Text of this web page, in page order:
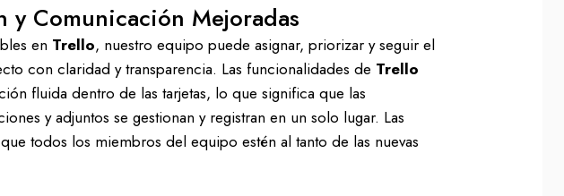
y Comunicación Mejoradas
en Trello, nuestro equipo puede asignar, priorizar y seguir el
con claridad y transparencia. Las funcionalidades de Trello
fluida dentro de las tarjetas, lo que significa que las
y adjuntos se gestionan y registran en un solo lugar. Las
todos los miembros del equipo estén al tanto de las nuevas